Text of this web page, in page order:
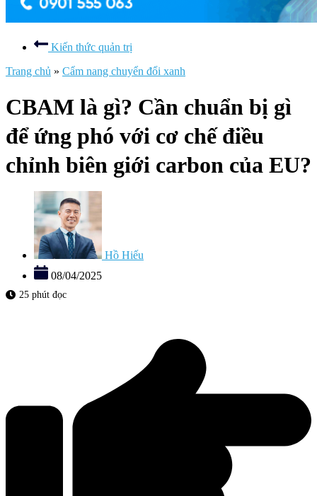
Kiến thức quản trị
Trang chủ » Cẩm nang chuyển đổi xanh
CBAM là gì? Cần chuẩn bị gì
để ứng phó với cơ chế điều
chỉnh biên giới carbon của EU?
Hồ Hiếu
08/04/2025
25 phút đọc